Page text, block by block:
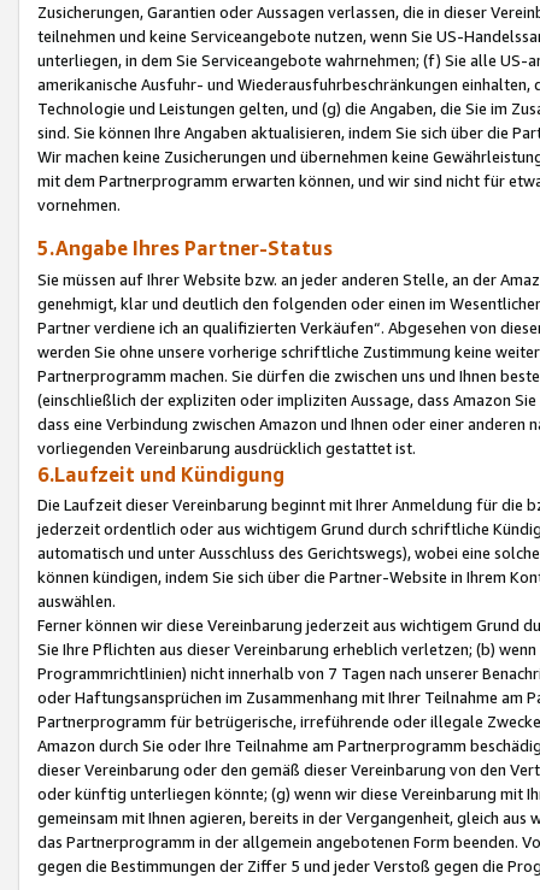
Zusicherungen, Garantien oder Aussagen verlassen, die in dieser
teilnehmen und keine Serviceangebote nutzen, wenn Sie US-
unterliegen, in dem Sie Serviceangebote wahrnehmen; (f) Sie alle
amerikanische Ausfuhr- und Wiederausfuhrbeschränkungen
Technologie und Leistungen gelten, und (g) die Angaben, die Sie im
sind. Sie können Ihre Angaben aktualisieren, indem Sie sich über die
Wir machen keine Zusicherungen und übernehmen keine
mit dem Partnerprogramm erwarten können, und wir sind nicht für
vornehmen.
5.Angabe Ihres Partner-Status
Sie müssen auf Ihrer Website bzw. an jeder anderen Stelle, an der
genehmigt, klar und deutlich den folgenden oder einen im
Partner verdiene ich an qualifizierten Verkäufen“. Abgesehen von
werden Sie ohne unsere vorherige schriftliche Zustimmung keine
Partnerprogramm machen. Sie dürfen die zwischen uns und Ihnen
(einschließlich der expliziten oder impliziten Aussage, dass Amazon
dass eine Verbindung zwischen Amazon und Ihnen oder einer
vorliegenden Vereinbarung ausdrücklich gestattet ist.
6.Laufzeit und Kündigung
Die Laufzeit dieser Vereinbarung beginnt mit Ihrer Anmeldung für die
jederzeit ordentlich oder aus wichtigem Grund durch schriftliche
automatisch und unter Ausschluss des Gerichtswegs), wobei eine
können kündigen, indem Sie sich über die Partner-Website in Ihrem
auswählen.
Ferner können wir diese Vereinbarung jederzeit aus wichtigem Grund
Sie Ihre Pflichten aus dieser Vereinbarung erheblich verletzen; (b)
Programmrichtlinien) nicht innerhalb von 7 Tagen nach unserer
oder Haftungsansprüchen im Zusammenhang mit Ihrer Teilnahme am
Partnerprogramm für betrügerische, irreführende oder illegale
Amazon durch Sie oder Ihre Teilnahme am Partnerprogramm
dieser Vereinbarung oder den gemäß dieser Vereinbarung von den
oder künftig unterliegen könnte; (g) wenn wir diese Vereinbarung mit
gemeinsam mit Ihnen agieren, bereits in der Vergangenheit, gleich
das Partnerprogramm in der allgemein angebotenen Form beenden.
gegen die Bestimmungen der Ziffer 5 und jeder Verstoß gegen die